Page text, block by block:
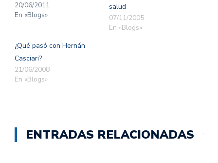
20/06/2011
En «Blogs»
salud
07/11/2005
En «Blogs»
¿Qué pasó con Hernán
Casciari?
21/06/2008
En «Blogs»
ENTRADAS RELACIONADAS